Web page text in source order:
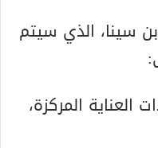
سينا، الذي سيتم
المركزة،